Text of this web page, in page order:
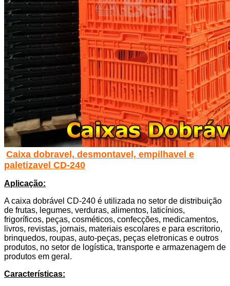
Caixa dobravel, desmontavel, empilhavel e
paletizavel CD-240
Aplicação:
A caixa dobrável CD-240 é utilizada no setor de distribuição
de frutas, legumes, verduras, alimentos, laticínios,
frigoríficos, peças, cosméticos, confecções, medicamentos,
livros, revistas, jornais, materiais escolares e para escritorio,
brinquedos, roupas, auto-peças, peças eletronicas e outros
produtos, no setor de logística, transporte e armazenagem de
produtos em geral.
Características: